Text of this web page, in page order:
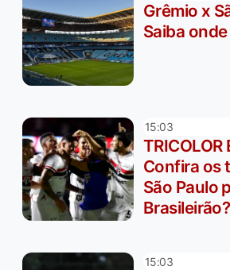
Grêmio x
Saiba
15:03
TRICOLOR
Confira os
São Paulo
Brasileirão?
15:03